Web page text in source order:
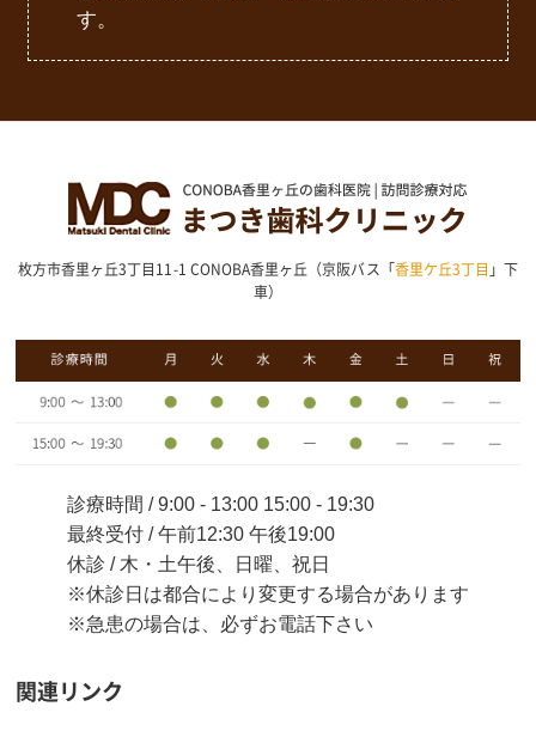
す。
枚方市香里ヶ丘3丁目11-1 CONOBA香里ヶ丘（京阪バス「香里ケ丘3丁目 」下
車）
診療時間 / 9:00 - 13:00 15:00 - 19:30
最終受付 / 午前12:30 午後19:00
休診 / 木・土午後、日曜、祝日
※休診日は都合により変更する場合があります
※急患の場合は、必ずお電話下さい
関連リンク